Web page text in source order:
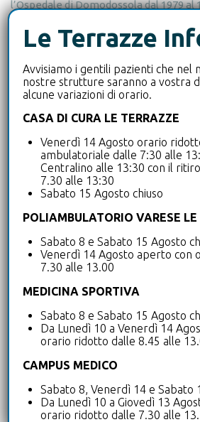
l’Ospedale di Domodossola dal 1979 al
Ortopedico presso l’Ospedale di
Parallelamente, ho svolto attività
diverse strutture RSA, tra cui La Pineta
Cortevecchia a Carnago Pertusella e
Ho inoltre esercitato attività
professionista presso diverse
Quadrante di Omegna, la Clinica San
Novara e il Policlinico di Monza, e
territorio.
Dal 2026 sono parte dell’équipe
Medicina Fisica e Riabilitativa del
Varese Le Terrazze. Un ruolo che mi
sviluppare per i miei pazienti iter di
personalizzati attraverso visite
trattamenti quali onde d’urto, ozono
infiltrazioni.
Le Terrazze
Avvisiamo i gentili pazienti che nel
nostre strutture saranno a vostra
alcune variazioni di orario.
CASA DI CURA LE TERRAZZE
Venerdì 14 Agosto orario
ambulatoriale dalle 7:30 alle
Centralino alle 13:30 con il
7.30 alle 13:30
Sabato 15 Agosto chiuso
POLIAMBULATORIO VARESE LE
Sabato 8 e Sabato 15 Agosto
Venerdì 14 Agosto aperto con
7.30 alle 13.00
MEDICINA SPORTIVA
Sabato 8 e Sabato 15 Agosto
Da Lunedì 10 a Venerdì 14
orario ridotto dalle 8.45 alle
CAMPUS MEDICO
Sabato 8, Venerdì 14 e Sabato
Da Lunedì 10 a Giovedì 13
orario ridotto dalle 7.30 alle